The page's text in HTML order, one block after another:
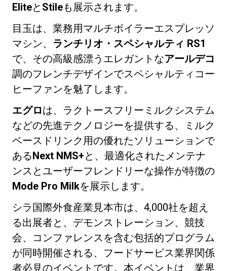
Eliteと Stileも展示されます。
目玉は、業務用マルチボイラーエスプレッソ
マシン、 ランチリオ・スペシャルティ RS1
で、その高級感漂うエレガントなアールデコ
調のフレンチデザインでスペシャルティコー
ヒーファンを魅了します。
エグロは、ラクトースフリーミルクシステム
などの先進テクノロジーを提供する、ミルク
ベースドリンク用の優れたソリューションで
あるNext NMS+と、最適化されたメンテナ
ンスとユーザーフレンドリーな操作が特徴の
Mode Pro Milkを展示します。
シラ国際外食産業見本市は、4,000社を超え
る出展者と、デモンストレーション、競技
会、コンファレンスを含む包括的プログラム
が同時開催される、フードサービス業界関係
者必見のイベントです。本イベントは、業界
プライバシーポリシー